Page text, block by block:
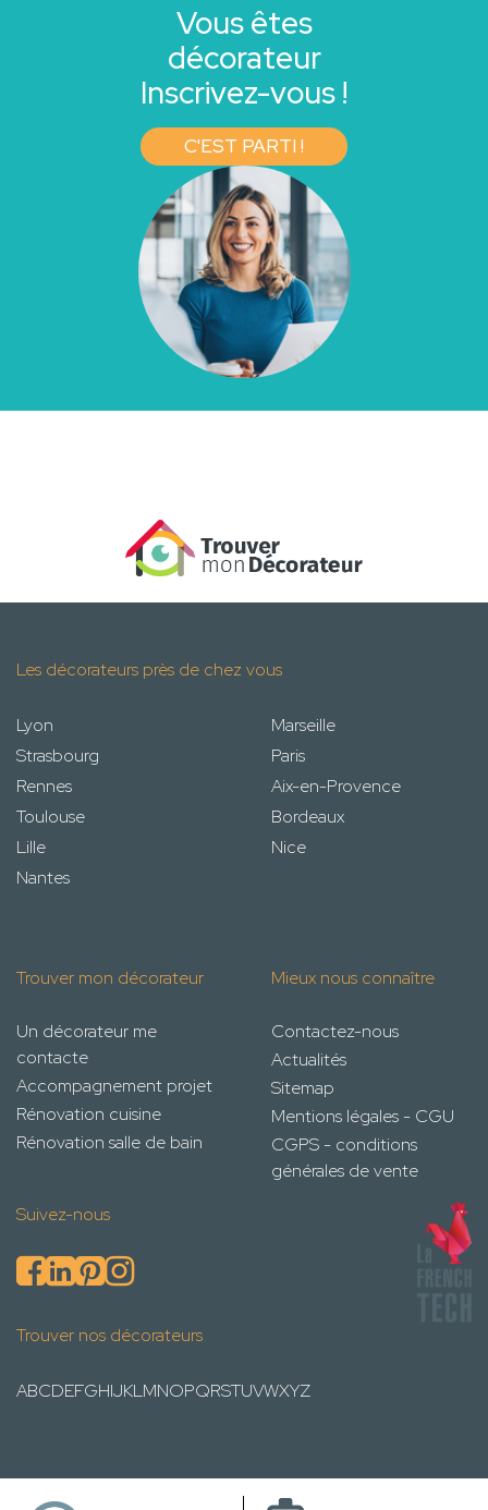
Vous êtes
décorateur
Inscrivez-vous !
C'EST PARTI !
Les décorateurs près de chez vous
Lyon
Marseille
Strasbourg
Paris
Rennes
Aix-en-Provence
Toulouse
Bordeaux
Lille
Nice
Nantes
Trouver mon décorateur
Un décorateur me
contacte
Accompagnement projet
Rénovation cuisine
Rénovation salle de bain
Mieux nous connaître
Contactez-nous
Actualités
Sitemap
Mentions légales - CGU
CGPS - conditions
générales de vente
Suivez-nous
Trouver nos décorateurs
ABCDEFGHIJKLMNOPQRSTUVWXYZ